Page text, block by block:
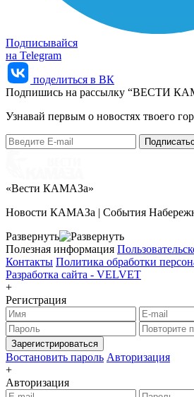
Подписывайся
на Telegram
поделиться в ВК
Подпишись на рассылку “ВЕСТИ
Узнaвай первым о новостях твоего
«Вести КАМАЗа»
Новости КАМАЗа | События
Развернуть
Полезная информация
Контакты Политика обработки
Разработка сайта - VELVET
+
Регистрация
Зарегистрироваться
Востановить пароль Авторизация
+
Авторизация